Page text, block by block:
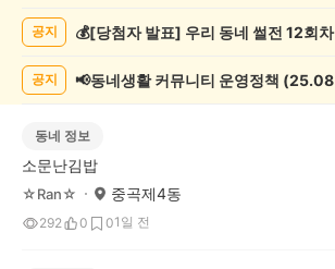
목
공지
공지 📢동네생활 커뮤니티 운영정책
동네 정보
소문난김밥
☆Ran☆ 중곡제4동
292 0 01일 전